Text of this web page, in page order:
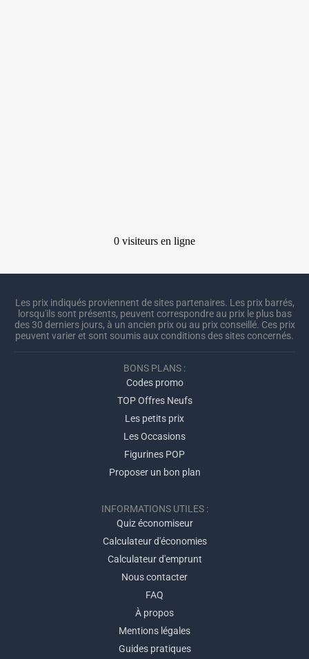
Les prix indiqués proviennent de sites partenaires. Les prix barrés,
lorsqu'ils sont présents, peuvent correspondre au prix le plus bas
des 30 derniers jours, à un ancien prix ou au prix conseillé. Ces prix
peuvent varier et sont soumis aux conditions des sites concernés.
BONS PLANS :
Codes promo
TOP Offres Neufs
Les petits prix
Les Occasions
Figurines POP
Proposer un bon plan
INFORMATIONS UTILES :
Quiz économiseur
Calculateur d'économies
Calculateur d'emprunt
Nous contacter
FAQ
À propos
Mentions légales
Guides pratiques